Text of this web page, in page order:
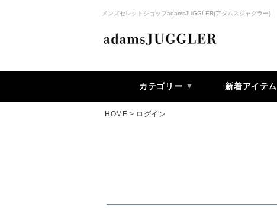
メンズセレクトショップadamsJUGGLER(アダムスジャグラー)
カテゴリー 新着アイテム
HOME ログイン